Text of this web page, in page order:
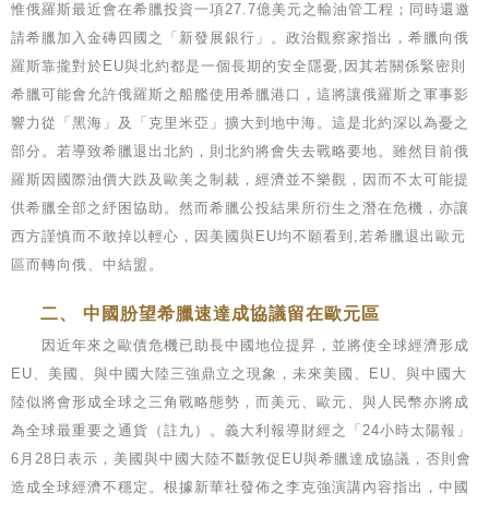
惟俄羅斯最近會在希臘投資一項27.7億美元之輸油管工程；同時還邀
請希臘加入金磚四國之「新發展銀行」。政治觀察家指出，希臘向俄
羅斯靠攏對於EU與北約都是一個長期的安全隱憂,因其若關係緊密則
希臘可能會允許俄羅斯之船艦使用希臘港口，這將讓俄羅斯之軍事影
響力從「黑海」及「克里米亞」擴大到地中海。這是北約深以為憂之
部分。若導致希臘退出北約，則北約將會失去戰略要地。雖然目前俄
羅斯因國際油價大跌及歐美之制裁，經濟並不樂觀，因而不太可能提
供希臘全部之紓困協助。然而希臘公投結果所衍生之潛在危機，亦讓
西方謹慎而不敢掉以輕心，因美國與EU均不願看到,若希臘退出歐元
區而轉向俄、中結盟。
二、 中國朌望希臘速達成協議留在歐元區
因近年來之歐債危機已助長中國地位提昇，並將使全球經濟形成
EU、美國、與中國大陸三強鼎立之現象，未來美國、EU、與中國大
陸似將會形成全球之三角戰略態勢，而美元、歐元、與人民幣亦將成
為全球最重要之通貨（註九）。義大利報導財經之「24小時太陽報」
6月28日表示，美國與中國大陸不斷敦促EU與希臘達成協議，否則會
造成全球經濟不穩定。根據新華社發佈之李克強演講內容指出，中國